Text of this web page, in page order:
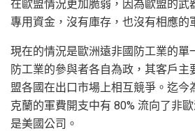
在歐盟情況更加脆弱，因為歐盟的武
專用資金，沒有庫存，也沒有相應的
現在的情況是歐洲遠非國防工業的單
防工業的參與者各自為政，其客戶主
盟各國在出口市場上相互競爭。迄今
克蘭的軍費開支中有 80% 流向了非
是美國公司。